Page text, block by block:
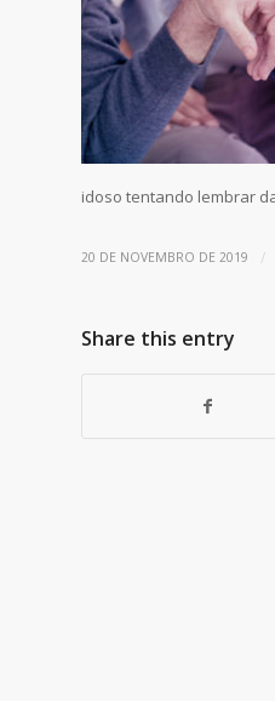
idoso tentando lembrar
20 DE NOVEMBRO DE 2019 /
Share this entry